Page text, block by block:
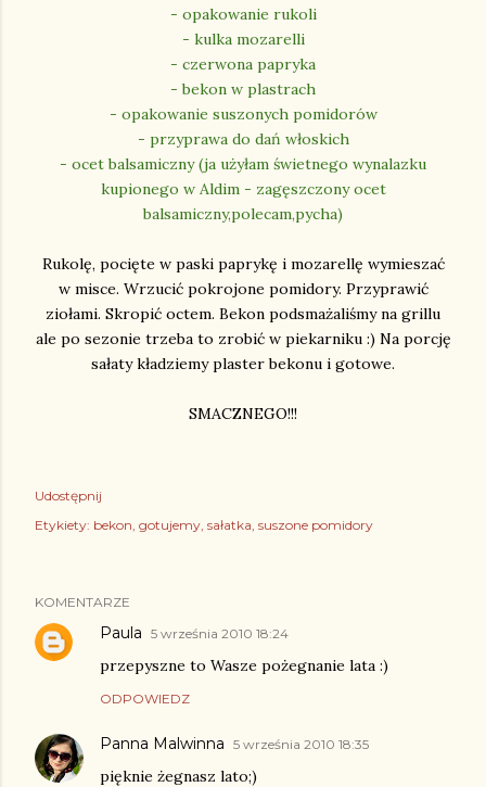
- opakowanie rukoli
- kulka mozarelli
- czerwona papryka
- bekon w plastrach
- opakowanie suszonych pomidorów
- przyprawa do dań włoskich
- ocet balsamiczny (ja użyłam świetnego wynalazku
kupionego w Aldim - zagęszczony ocet
balsamiczny,polecam,pycha)
Rukolę, pocięte w paski paprykę i mozarellę wymieszać
w misce. Wrzucić pokrojone pomidory. Przyprawić
ziołami. Skropić octem. Bekon podsmażaliśmy na grillu
ale po sezonie trzeba to zrobić w piekarniku :) Na porcję
sałaty kładziemy plaster bekonu i gotowe.
SMACZNEGO!!!
Udostępnij
Etykiety: bekon gotujemy sałatka suszone pomidory
KOMENTARZE
Paula 5 września 2010 18:24
przepyszne to Wasze pożegnanie lata :)
ODPOWIEDZ
Panna Malwinna 5 września 2010 18:35
pięknie żegnasz lato;)